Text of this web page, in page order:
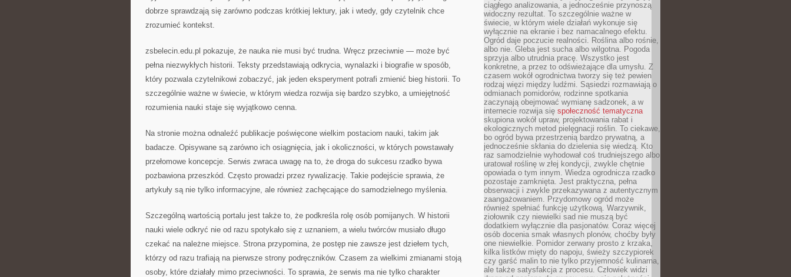
dobrze sprawdzają się zarówno podczas krótkiej lektury, jak i wtedy, gdy czytelnik chce
zrozumieć kontekst.
zsbelecin.edu.pl pokazuje, że nauka nie musi być trudna. Wręcz przeciwnie — może być
pełna niezwykłych historii. Teksty przedstawiają odkrycia, wynalazki i biografie w sposób,
który pozwala czytelnikowi zobaczyć, jak jeden eksperyment potrafi zmienić bieg historii. To
szczególnie ważne w świecie, w którym wiedza rozwija się bardzo szybko, a umiejętność
rozumienia nauki staje się wyjątkowo cenna.
Na stronie można odnaleźć publikacje poświęcone wielkim postaciom nauki, takim jak
badacze. Opisywane są zarówno ich osiągnięcia, jak i okoliczności, w których powstawały
przełomowe koncepcje. Serwis zwraca uwagę na to, że droga do sukcesu rzadko bywa
pozbawiona przeszkód. Często prowadzi przez rywalizację. Takie podejście sprawia, że
artykuły są nie tylko informacyjne, ale również zachęcające do samodzielnego myślenia.
Szczególną wartością portalu jest także to, że podkreśla rolę osób pomijanych. W historii
nauki wiele odkryć nie od razu spotykało się z uznaniem, a wielu twórców musiało długo
czekać na należne miejsce. Strona przypomina, że postęp nie zawsze jest dziełem tych,
którzy od razu trafiają na pierwsze strony podręczników. Czasem za wielkimi zmianami stoją
osoby, które działały mimo przeciwności. To sprawia, że serwis ma nie tylko charakter
ciągłego analizowania, a jednocześnie przynoszą
widoczny rezultat. To szczególnie ważne w
świecie, w którym wiele działań wykonuje się
wyłącznie na ekranie i bez namacalnego efektu.
Ogród daje poczucie realności. Roślina albo rośnie,
albo nie. Gleba jest sucha albo wilgotna. Pogoda
sprzyja albo utrudnia pracę. Wszystko jest
konkretne, a przez to odświeżające dla umysłu. Z
czasem wokół ogrodnictwa tworzy się też pewien
rodzaj więzi między ludźmi. Sąsiedzi rozmawiają o
odmianach pomidorów, rodzinne spotkania
zaczynają obejmować wymianę sadzonek, a w
internecie rozwija się społeczność tematyczna
skupiona wokół upraw, projektowania rabat i
ekologicznych metod pielęgnacji roślin. To ciekawe,
bo ogród bywa przestrzenią bardzo prywatną, a
jednocześnie skłania do dzielenia się wiedzą. Kto
raz samodzielnie wyhodował coś trudniejszego albo
uratował roślinę w złej kondycji, zwykle chętnie
opowiada o tym innym. Wiedza ogrodnicza rzadko
pozostaje zamknięta. Jest praktyczna, pełna
obserwacji i zwykle przekazywana z autentycznym
zaangażowaniem. Przydomowy ogród może
również spełniać funkcję użytkową. Warzywnik,
ziołownik czy niewielki sad nie muszą być
dodatkiem wyłącznie dla pasjonatów. Coraz więcej
osób docenia smak własnych plonów, choćby były
one niewielkie. Pomidor zerwany prosto z krzaka,
kilka listków mięty do napoju, świeży szczypiorek
czy garść malin to nie tylko przyjemność kulinarna,
ale także satysfakcja z procesu. Człowiek widzi